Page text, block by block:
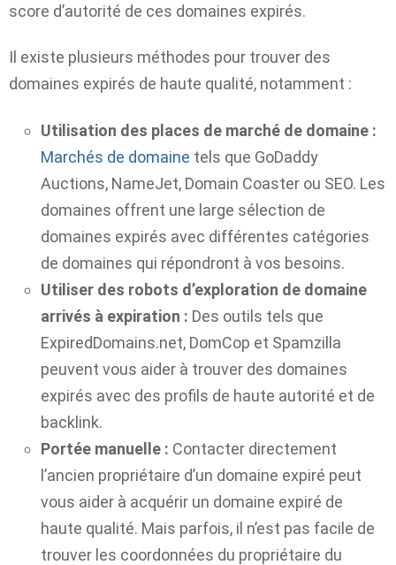
score d’autorité de ces domaines expirés.
Il existe plusieurs méthodes pour trouver des
domaines expirés de haute qualité, notamment :
Utilisation des places de marché de domaine :
Marchés de domaine tels que GoDaddy
Auctions, NameJet, Domain Coaster ou SEO. Les
domaines offrent une large sélection de
domaines expirés avec différentes catégories
de domaines qui répondront à vos besoins.
Utiliser des robots d’exploration de domaine
arrivés à expiration : Des outils tels que
ExpiredDomains.net, DomCop et Spamzilla
peuvent vous aider à trouver des domaines
expirés avec des profils de haute autorité et de
backlink.
Portée manuelle : Contacter directement
l’ancien propriétaire d’un domaine expiré peut
vous aider à acquérir un domaine expiré de
haute qualité. Mais parfois, il n’est pas facile de
trouver les coordonnées du propriétaire du